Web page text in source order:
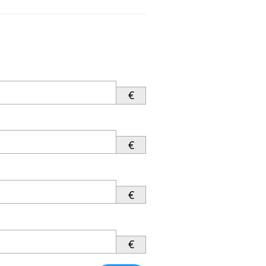
€
€
€
€